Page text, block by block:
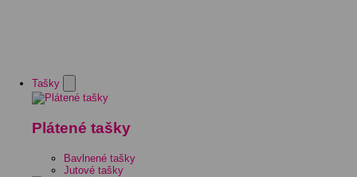
Tašky
Plátené tašky
Bavlnené tašky
Jutové tašky